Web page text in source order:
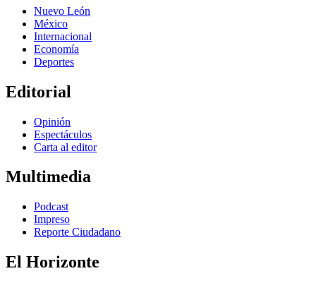
Nuevo León
México
Internacional
Economía
Deportes
Editorial
Opinión
Espectáculos
Carta al editor
Multimedia
Podcast
Impreso
Reporte Ciudadano
El Horizonte